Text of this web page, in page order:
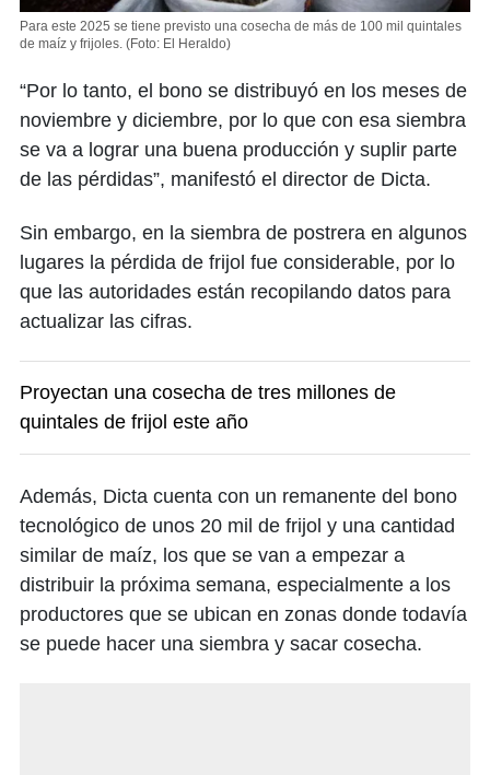
Para este 2025 se tiene previsto una cosecha de más de 100 mil quintales
de maíz y frijoles. (Foto: El Heraldo)
“Por lo tanto, el bono se distribuyó en los meses de
noviembre y diciembre, por lo que con esa siembra
se va a lograr una buena producción y suplir parte
de las pérdidas”, manifestó el director de Dicta.
Sin embargo, en la siembra de postrera en algunos
lugares la pérdida de frijol fue considerable, por lo
que las autoridades están recopilando datos para
actualizar las cifras.
Proyectan una cosecha de tres millones de
quintales de frijol este año
Además, Dicta cuenta con un remanente del bono
tecnológico de unos 20 mil de frijol y una cantidad
similar de maíz, los que se van a empezar a
distribuir la próxima semana, especialmente a los
productores que se ubican en zonas donde todavía
se puede hacer una siembra y sacar cosecha.